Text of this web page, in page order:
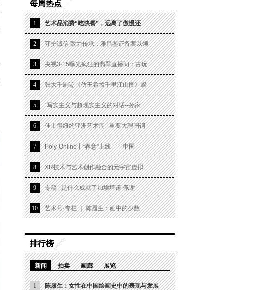
每周热点
1 艺术品消费“吃快餐”，远离了傲慢还
2 守护诚信 致力传承，雅昌鉴证备案以领
3 央视3·15曝光疯狂的翡翠直播间：古玩
4 张大千剧迹《仿王希孟千里江山图》睽
5 “写实主义与超现实主义的对话--孙家
6 佳士得纽约亚洲艺术周 | 重要大理国铜
7 Poly-Online丨“春意”上线——中国
8 XR技术与艺术创作融合的元宇宙虚拟
9 专稿 | 是什么成就了加埃塔诺·佩谢
10 艺术号·专栏 ｜ 陈履生：画中的少数
排行榜
新闻 拍卖 画廊 展览
1 陈履生：女性在中国绘画史中的表现与发展